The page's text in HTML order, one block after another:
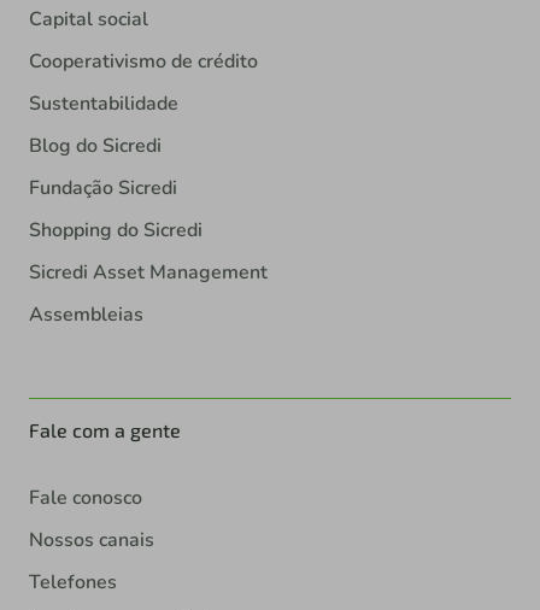
Capital social
Cooperativismo de crédito
Sustentabilidade
Blog do Sicredi
Fundação Sicredi
Shopping do Sicredi
Sicredi Asset Management
Assembleias
Fale com a gente
Fale conosco
Nossos canais
Telefones